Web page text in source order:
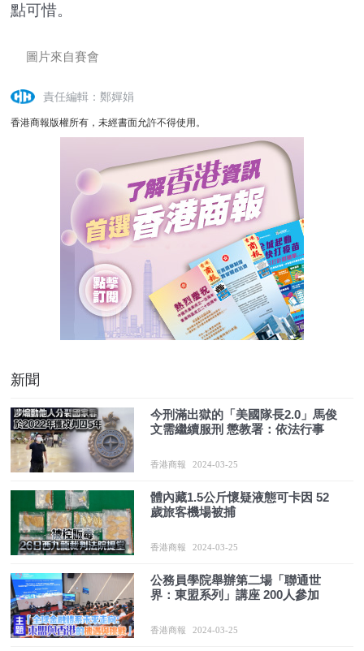
點可惜。
圖片來自賽會
責任編輯：鄭嬋娟
香港商報版權所有，未經書面允許不得使用。
新聞
今刑滿出獄的「美國隊長2.0」馬俊
文需繼續服刑 懲教署：依法行事
香港商報 2024-03-25
體內藏1.5公斤懷疑液態可卡因 52
歲旅客機場被捕
香港商報 2024-03-25
公務員學院舉辦第二場「聯通世
界：東盟系列」講座 200人參加
香港商報 2024-03-25